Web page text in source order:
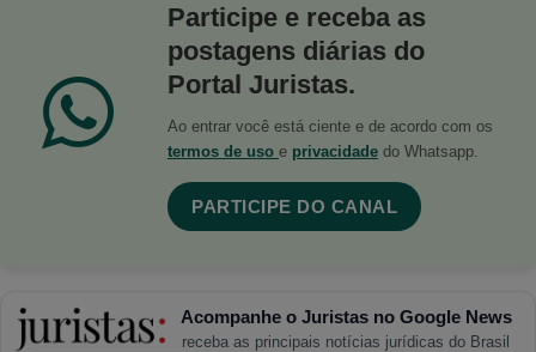
Participe e receba as
postagens diárias do
Portal Juristas.
Ao entrar você está ciente e de acordo com os
termos de uso e privacidade do Whatsapp.
PARTICIPE DO CANAL
Acompanhe o Juristas no Google News
receba as principais notícias jurídicas do Brasil